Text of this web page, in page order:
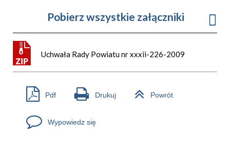
Pobierz wszystkie załączniki
Uchwała Rady Powiatu nr xxxii-226-2009
Pdf Drukuj Powrót
Wypowiedz się